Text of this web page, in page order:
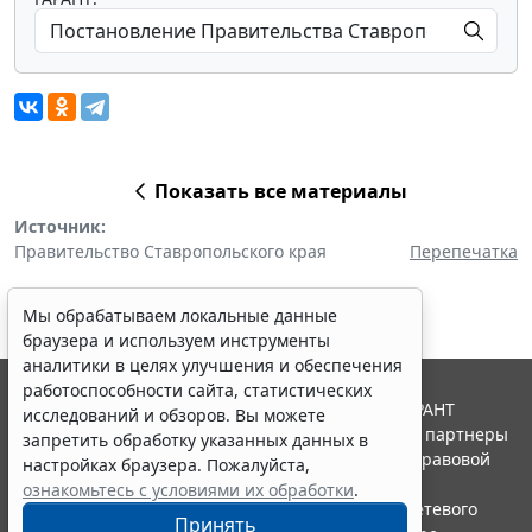
Показать все материалы
Источник:
Правительство Ставропольского края
Перепечатка
Мы обрабатываем локальные данные
браузера и используем инструменты
аналитики в целях улучшения и обеспечения
работоспособности сайта, статистических
исследований и обзоров. Вы можете
запретить обработку указанных данных в
настройках браузера. Пожалуйста,
ознакомьтесь с условиями их обработки.
Принять
© ООО "НПП "ГАРАНТ-СЕРВИС", 2026. Система ГАРАНТ
выпускается с 1990 года. Компания "Гарант" и ее партнеры
являются участниками Российской ассоциации правовой
информации ГАРАНТ.
Портал ГАРАНТ.РУ зарегистрирован в качестве сетевого